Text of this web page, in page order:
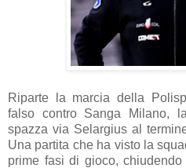
Riparte la marcia della
falso contro Sanga Milano,
spazza via Selargius al
Una partita che ha visto la
prime fasi di gioco,